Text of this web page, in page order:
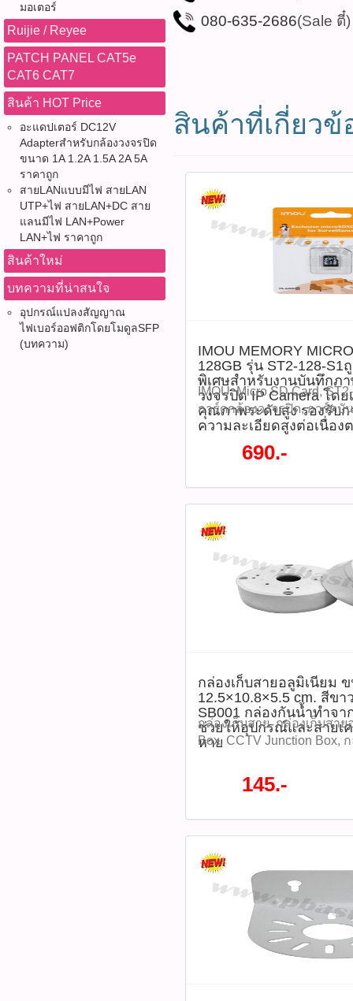
มอเตอร์
Ruijie / Reyee
PATCH PANEL CAT5e
CAT6 CAT7
สินค้า HOT Price
อะแดปเตอร์ DC12V
Adapterสำหรับกล้องวงจรปิด
ขนาด 1A 1.2A 1.5A 2A 5A
ราคาถูก
สายLANแบบมีไฟ สายLAN
UTP+ไฟ สายLAN+DC สาย
แลนมีไฟ LAN+Power
LAN+ไฟ ราคาถูก
สินค้าใหม่
บทความที่น่าสนใจ
อุปกรณ์แปลงสัญญาณ
ไฟเบอร์ออฟติก​โดยโมดูลSFP
(บทความ)
080-635-2686(Sale ตี๋)
สินค้าที่เกี่ยวข้
IMOU MEMORY
128GB รุ่น ST2-128-S1
พิเศษสำหรับงานบันทึกภ
วงจรปิด IP Camera โด
คุณภาพระดับสูง รองรับ
ความละเอียดสูงต่อเนื่อง
IMOU, Micro SD Card,
การ์ดกล้องวงจรปิด, การ์ดบั
MicroSDXC, เมมโมรี่การ์ด
การ์ดกันน้ำ, U3, V30, เมมก
IMOU MEMORY MICRO
วีดีโอความละเอียดสูงต่อเนื่
หลาย เหมาะสำหรับใช้งาน
ภายนอกอาคาร ราคา 690
S1(รหัสสินค้า : P05302)
ST2‑128‑S1 (also labeled
NAND Flash Type: 3D TLC,
P/E cycles Durability:
0 °C to 70 °C Waterproof,
anti‑X‑ray Designed for:
Dahua cameras ดาวน์โห
ค่าระบบ > Format การ์ด (
อุปกรณ์เท่านั้น) -ตรวจสอบ
และบันทึกข้อมูลได้ปกติ -คว
และสถานะการ์ดเป็นประจำ
หายของข้อมูล Diagram (
ข้อดี ประโยชน์ในการใช้ง
ข้อดี / ประโยชน์: -รองรับก
690.-
กล่องเก็บสายอลูมิเนียม
12.5×10.8×5.5 cm. สีขา
SB001 กล่องกันน้ำทำจา
ช่วยให้อุปกรณ์และสายเ
หาย
กล่องเก็บสาย, กล่องเก็บสา
Box, CCTV Junction Box,
อุปกรณ์ติดตั้งกล้อง, อุปกรณ์
Junction Box, กล่องเก็บสา
อุปกรณ์และสายเคเบิ้ลของ
แข็งแกร่งและได้รับการออ
แสงแดด ฝนตกหนัก ฝุ่น แล
145 บาท -กล่องกันน้ำ
-น็อตยึดกล่องกันน้ำ x4 -โฟ
ผนัง x4 tags: กล่องเก็บสาย
145.-